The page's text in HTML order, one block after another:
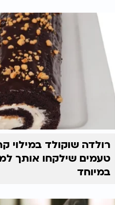
רולדה שוקולד במילוי
טעמים שילקחו אותך
במיוחד